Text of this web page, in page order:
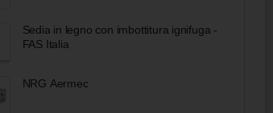
Sedia in legno con imbottitura ignifuga -
FAS Italia
NRG Aermec